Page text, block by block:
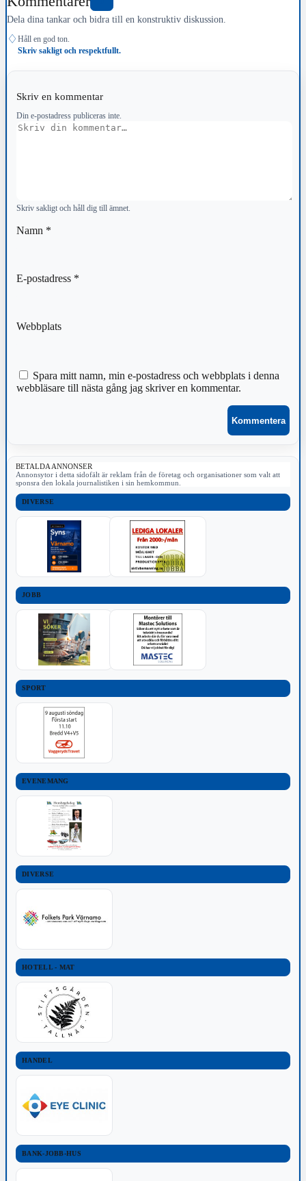
Dela dina tankar och bidra till en konstruktiv diskussion.
♢ Håll en god ton.
Skriv sakligt och respektfullt.
Skriv en kommentar
Din e-postadress publiceras inte.
Kommentar
Skriv sakligt och håll dig till ämnet.
Namn *
E-postadress *
Webbplats
Spara mitt namn, min e-postadress och webbplats i denna
webbläsare till nästa gång jag skriver en kommentar.
BETALDA ANNONSER
Annonsytor i detta sidofält är reklam från de företag och organisationer som valt att
sponsra den lokala journalistiken i sin hemkommun.
DIVERSE
JOBB
SPORT
EVENEMANG
DIVERSE
HOTELL - MAT
HANDEL
BANK-JOBB-HUS